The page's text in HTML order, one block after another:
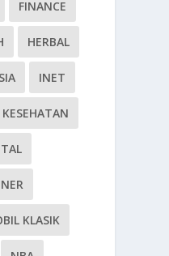
FINANCE
HERBAL
INET
KESEHATAN
KLASIK